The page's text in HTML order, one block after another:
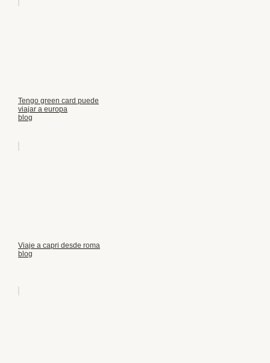
Tengo green card puede
viajar a europa
blog
Viaje a capri desde roma
blog